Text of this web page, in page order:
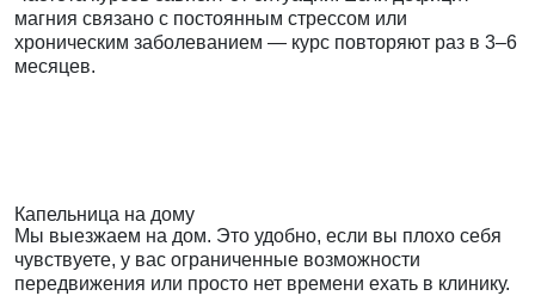
магния связано с постоянным стрессом или
хроническим заболеванием — курс повторяют раз в 3–6
месяцев.
Капельница на дому
Мы выезжаем на дом. Это удобно, если вы плохо себя
чувствуете, у вас ограниченные возможности
передвижения или просто нет времени ехать в клинику.